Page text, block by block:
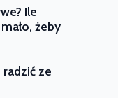
Ile
żeby
radzić ze